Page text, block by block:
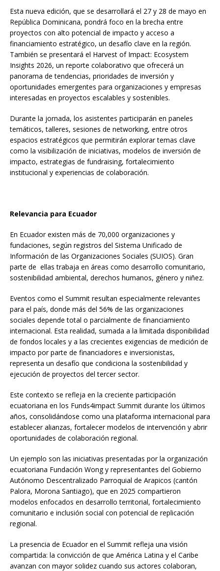
Esta nueva edición, que se desarrollará el 27 y 28 de mayo en
República Dominicana, pondrá foco en la brecha entre
proyectos con alto potencial de impacto y acceso a
financiamiento estratégico, un desafío clave en la región.
También se presentará el Harvest of Impact: Ecosystem
Insights 2026, un reporte colaborativo que ofrecerá un
panorama de tendencias, prioridades de inversión y
oportunidades emergentes para organizaciones y empresas
interesadas en proyectos escalables y sostenibles.
Durante la jornada, los asistentes participarán en paneles
temáticos, talleres, sesiones de networking, entre otros
espacios estratégicos que permitirán explorar temas clave
como la visibilización de iniciativas, modelos de inversión de
impacto, estrategias de fundraising, fortalecimiento
institucional y experiencias de colaboración.
Relevancia para Ecuador
En Ecuador existen más de 70,000 organizaciones y
fundaciones, según registros del Sistema Unificado de
Información de las Organizaciones Sociales (SUIOS). Gran
parte de ellas trabaja en áreas como desarrollo comunitario,
sostenibilidad ambiental, derechos humanos, género y niñez.
Eventos como el Summit resultan especialmente relevantes
para el país, donde más del 56% de las organizaciones
sociales depende total o parcialmente de financiamiento
internacional. Esta realidad, sumada a la limitada disponibilidad
de fondos locales y a las crecientes exigencias de medición de
impacto por parte de financiadores e inversionistas,
representa un desafío que condiciona la sostenibilidad y
ejecución de proyectos del tercer sector.
Este contexto se refleja en la creciente participación
ecuatoriana en los Funds4impact Summit durante los últimos
años, consolidándose como una plataforma internacional para
establecer alianzas, fortalecer modelos de intervención y abrir
oportunidades de colaboración regional.
Un ejemplo son las iniciativas presentadas por la organización
ecuatoriana Fundación Wong y representantes del Gobierno
Autónomo Descentralizado Parroquial de Arapicos (cantón
Palora, Morona Santiago), que en 2025 compartieron
modelos enfocados en desarrollo territorial, fortalecimiento
comunitario e inclusión social con potencial de replicación
regional.
La presencia de Ecuador en el Summit refleja una visión
compartida: la convicción de que América Latina y el Caribe
avanzan con mayor solidez cuando sus actores colaboran,